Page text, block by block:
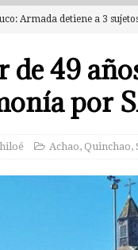
Armada detiene a 3
Fiscalía aclara deceso de
Banco de Chile ANCUD
de salud ANCUD
capilla de El Quilar queda
investigan a dos mujeres
49
por
Achao, Quinchao,